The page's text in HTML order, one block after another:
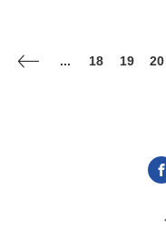
< ... 18 19 20